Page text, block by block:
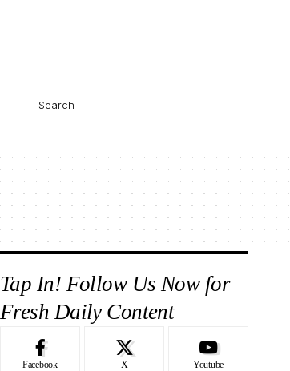
Search
Tap In! Follow Us Now for
Fresh Daily Content
Facebook X Youtube